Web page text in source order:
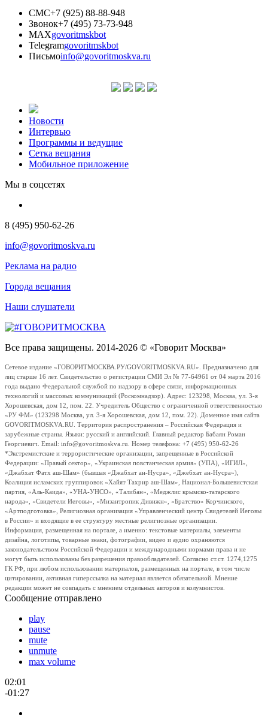
СМС+7 (925) 88-88-948
Звонок+7 (495) 73-73-948
MAXgovoritmskbot
Telegramgovoritmskbot
Письмоinfo@govoritmoskva.ru
Новости
Интервью
Программы и ведущие
Сетка вещания
Мобильное приложение
Мы в соцсетях
8 (495) 950-62-26
info@govoritmoskva.ru
Реклама на радио
Города вещания
Наши слушатели
Все права защищены. 2014-2026 © «Говорит Москва»
Сетевое издание «ГОВОРИТМОСКВА.РУ/GOVORITMOSKVA.RU». Предназначено для
лиц старше 16 лет. Свидетельство о регистрации СМИ Эл № 77-64961 от 04 марта 2016
года выдано Федеральной службой по надзору в сфере связи, информационных
технологий и массовых коммуникаций (Роскомнадзор). Адрес: 123298, Москва, ул. 3-я
Хорошевская, дом 12, пом. 22. Учредитель Общество с ограниченной ответственностью
«РУ ФМ» (123298 Москва, ул. 3-я Хорошевская, дом 12, пом. 22). Доменное имя сайта
GOVORITMOSKVA.RU. Территория распространения – Российская Федерация и
зарубежные страны. Языки: русский и английский. Главный редактор Бабаян Роман
Георгиевич. Email: info@govoritmoskva.ru. Номер телефона: +7 (495) 950-62-26
*Экстремистские и террористические организации, запрещенные в Российской
Федерации: «Правый сектор», «Украинская повстанческая армия» (УПА), «ИГИЛ»,
«Джабхат Фатх аш-Шам» (бывшая «Джабхат ан-Нусра», «Джебхат ан-Нусра»),
Коалиция исламских группировок «Хайят Тахрир аш-Шам», Национал-Большевистская
партия, «Аль-Каида», «УНА-УНСО», «Талибан», «Меджлис крымско-татарского
народа», «Свидетели Иеговы», «Мизантропик Дивижн», «Братство» Корчинского,
«Артподготовка», Религиозная организация «Управленческий центр Свидетелей Иеговы
в России» и входящие в ее структуру местные религиозные организации.
Информация, размещенная на портале, а именно: текстовые материалы, элементы
дизайна, логотипы, товарные знаки, фотографии, видео и аудио охраняются
законодательством Российской Федерации и международными нормами права и не
могут быть использованы без разрешения правообладателей. Согласно ст.ст. 1274,1275
ГК РФ, при любом использовании материалов, размещенных на портале, в том числе
цитировании, активная гиперссылка на материал является обязательной. Мнение
редакции может не совпадать с мнением отдельных авторов и колумнистов.
Сообщение отправлено
play
pause
mute
unmute
max volume
02:01
-01:27